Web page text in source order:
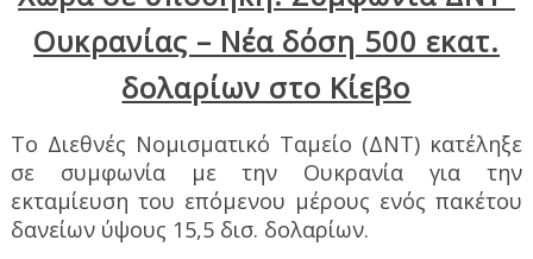
Ουκρανίας – Νέα δόση 500 εκατ.
δολαρίων στο Κίεβο
Το Διεθνές Νομισματικό Ταμείο (ΔΝΤ) κατέληξε
σε συμφωνία με την Ουκρανία για την
εκταμίευση του επόμενου μέρους ενός πακέτου
δανείων ύψους 15,5 δισ. δολαρίων.